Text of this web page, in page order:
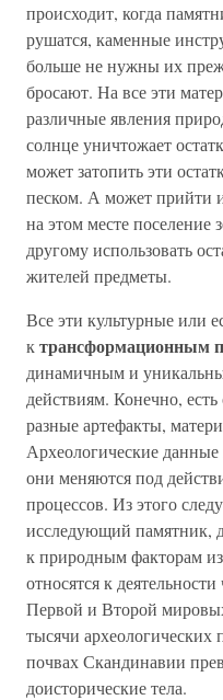
происходит, когда
рушатся, каменные
больше не нужны их
бросают. На все эти
различные явления
солнце уничтожает
может затопить эти
песком. А может прийти
на этом месте поселение
другому использовать
жителей предметы.
Все эти культурные или
ктрансформационным
динамичным и
действиям. Конечно,
разные артефакты,
Археологические
они меняются под
процессов. Из этого
исследующий памятник,
к природным факторам
относятся к
Первой и Второй
тысячи археологических
почвах Скандинавии
доисторические тела.